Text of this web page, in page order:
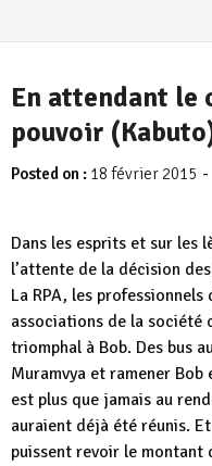
En attendant le
pouvoir
Posted on : 18 février 2015 -
Dans les esprits et sur les
l’attente de la décision
La RPA, les
associations de la société
triomphal à Bob. Des bus
Muramvya et ramener Bob
est plus que jamais au
auraient déjà été réunis.
puissent revoir le montant